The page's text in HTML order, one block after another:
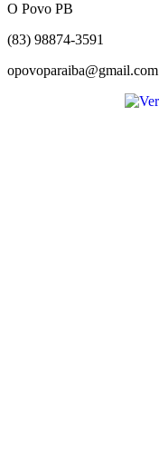
O Povo PB
(83) 98874-3591
opovoparaiba@gmail.com